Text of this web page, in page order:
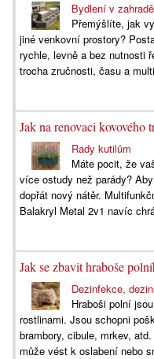
Bydlení v zahradě
Přemýšlíte, jak
jiné venkovní prostory?
rychle, levně a bez nutnosti
trocha zručnosti, času a
Jak na renovaci kovového
Rady kutilům
Máte pocit, že
více ostudy než parády?
dopřát nový nátěr.
Balakryl Metal 2v1 navíc
Jak se zbavit hraboše
Dezinfekce,
Hraboši polní
rostlinami. Jsou schopni
brambory, cibule, mrkev,
může vést k oslabení nebo